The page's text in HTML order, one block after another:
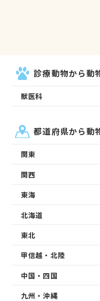
診療動物から動
獣医科
都道府県から動
関東
関西
東海
北海道
東北
甲信越・北陸
中国・四国
九州・沖縄